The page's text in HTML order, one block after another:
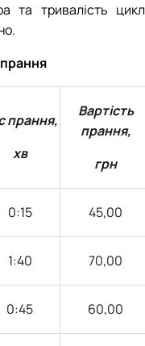
та тривалість
прання,
хв
Вартість
прання,
грн
0:15 45,00
1:40 70,00
0:45 60,00